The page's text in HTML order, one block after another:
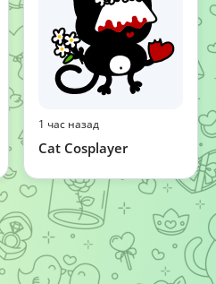
1 час назад
Cat Cosplayer